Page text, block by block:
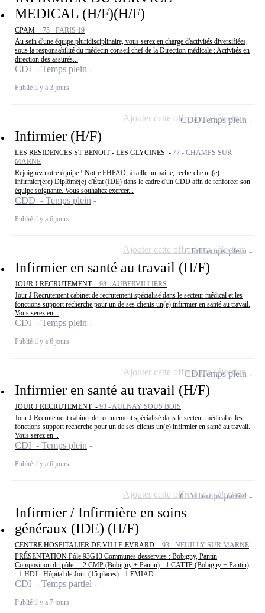
MEDICAL (H/F)(H/F)
CPAM - 75 - PARIS 19
Au sein d'une équipe pluridisciplinaire, vous serez en charge d'activités diversifiées,
sous la responsabilité du médecin conseil chef de la Direction médicale : Activités en
direction des assurés...
CDI - Temps plein
Publié il y a 3 jours
Infirmier (H/F)
LES RESIDENCES ST BENOIT - LES GLYCINES - 77 - CHAMPS SUR
MARNE
Rejoignez notre équipe ! Notre EHPAD, à taille humaine, recherche un(e)
Infirmier(ère) Diplômé(e) d'État (IDE) dans le cadre d'un CDD afin de renforcer son
équipe soignante. Vous souhaitez exercer...
CDD - Temps plein
Publié il y a 6 jours
CDDTemps plein
Ajouter cette offre à ma sélection
Infirmier en santé au travail (H/F)
JOUR J RECRUTEMENT - 93 - AUBERVILLIERS
Jour J Recrutement cabinet de recrutement spécialisé dans le secteur médical et les
fonctions support recherche pour un de ses clients un(e) infirmier en santé au travail.
Vous serez en...
CDI - Temps plein
Publié il y a 6 jours
CDITemps plein
Ajouter cette offre à ma sélection
Infirmier en santé au travail (H/F)
JOUR J RECRUTEMENT - 93 - AULNAY SOUS BOIS
Jour J Recrutement cabinet de recrutement spécialisé dans le secteur médical et les
fonctions support recherche pour un de ses clients un(e) infirmier en santé au travail.
Vous serez en...
CDI - Temps plein
Publié il y a 6 jours
CDITemps plein
Ajouter cette offre à ma sélection
Infirmier / Infirmière en soins
généraux (IDE) (H/F)
CENTRE HOSPITALIER DE VILLE-EVRARD - 93 - NEUILLY SUR MARNE
PRÉSENTATION Pôle 93G13 Communes desservies : Bobigny, Pantin
Composition du pôle : - 2 CMP (Bobigny + Pantin) - 1 CATTP (Bobigny + Pantin)
- 1 HDJ : Hôpital de Jour (15 places) - 1 EMIAD :...
CDI - Temps partiel
Publié il y a 7 jours
CDITemps partiel
Ajouter cette offre à ma sélection